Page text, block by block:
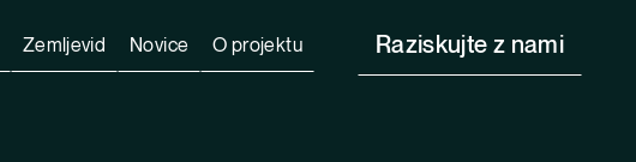
Zemljevid Novice O projektu Raziskujte z nami